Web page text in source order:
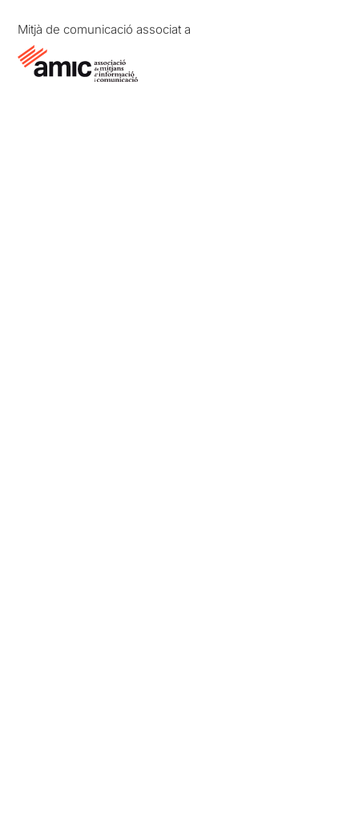
Mitjà de comunicació associat a